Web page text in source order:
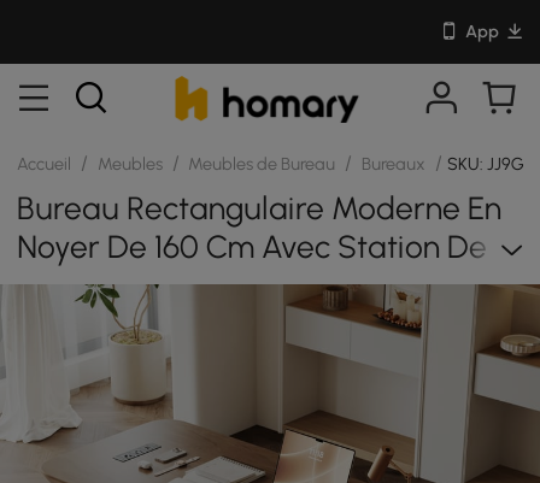
App
Accueil / Meubles / Meubles de Bureau / Bureaux / SKU:
Bureau Rectangulaire Moderne En
Noyer De 160 Cm Avec Station De
Charge Et Rangement